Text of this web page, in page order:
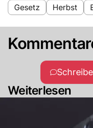
Gesetz Herbst
Weiterlesen